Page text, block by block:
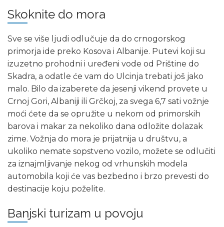
Skoknite do mora
Sve se više ljudi odlučuje da do crnogorskog
primorja ide preko Kosova i Albanije. Putevi koji su
izuzetno prohodni i uređeni vode od Prištine do
Skadra, a odatle će vam do Ulcinja trebati još jako
malo. Bilo da izaberete da jesenji vikend provete u
Crnoj Gori, Albaniji ili Grčkoj, za svega 6,7 sati vožnje
moći ćete da se opružite u nekom od primorskih
barova i makar za nekoliko dana odložite dolazak
zime. Vožnja do mora je prijatnija u društvu, a
ukoliko nemate sopstveno vozilo, možete se odlučiti
za iznajmljivanje nekog od vrhunskih modela
automobila koji će vas bezbedno i brzo prevesti do
destinacije koju poželite.
Banjski turizam u povoju